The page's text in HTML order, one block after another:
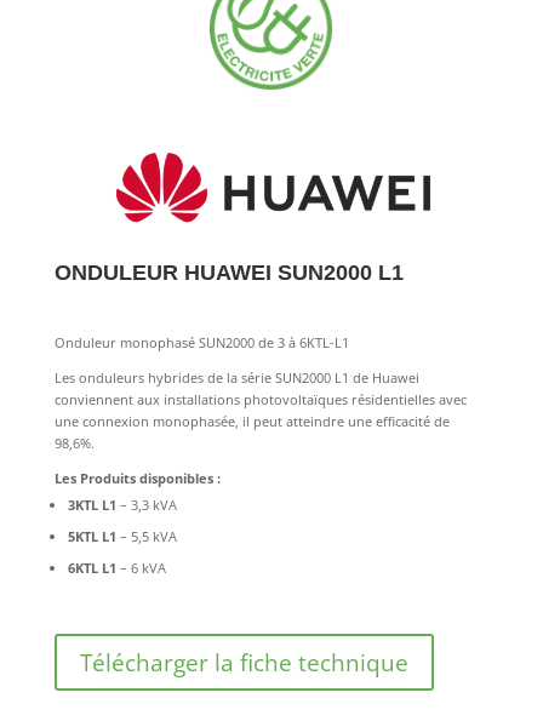
ONDULEUR HUAWEI SUN2000 L1
Onduleur monophasé SUN2000 de 3 à 6KTL-L1
Les onduleurs hybrides de la série SUN2000 L1 de Huawei
conviennent aux installations photovoltaïques résidentielles avec
une connexion monophasée, il peut atteindre une efficacité de
98,6%.
Les Produits disponibles :
3KTL L1 – 3,3 kVA
5KTL L1 – 5,5 kVA
6KTL L1 – 6 kVA
Télécharger la fiche technique